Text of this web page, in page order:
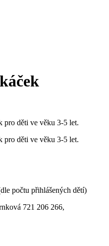
pro děti ve věku 3-5 let.
pro děti ve věku 3-5 let.
počtu přihlášených dětí)
721 206 266,